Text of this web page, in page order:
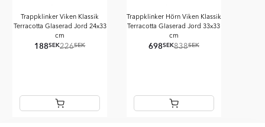
Trappklinker Viken Klassik
Terracotta Glaserad Jord 24x33
cm
188SEK226SEK
Trappklinker Hörn Viken Klassik
Terracotta Glaserad Jord 33x33
cm
698SEK838SEK